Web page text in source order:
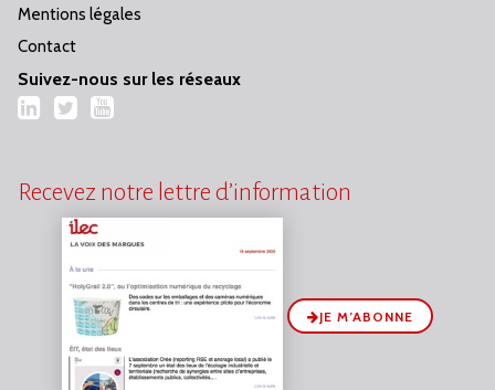
Mentions légales
Contact
Suivez-nous sur les réseaux
LinkedIn
TwitterYouTube
Recevez notre lettre d’information
JE M’ABONNE